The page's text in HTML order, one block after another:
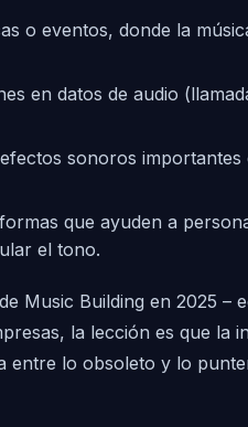
o eventos, donde la
en datos de audio
sonoros
que ayuden a
el tono.
Music Building en 2025 –
la lección es que la
entre lo obsoleto y lo